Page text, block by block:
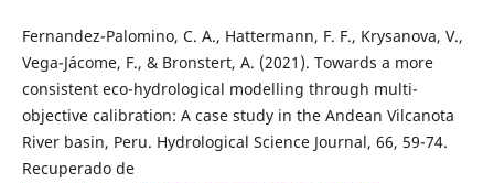
Fernandez-Palomino, C. A., Hattermann, F. F., Krysanova, V.,
Vega-Jácome, F., & Bronstert, A. (2021). Towards a more
consistent eco-hydrological modelling through multi-
objective calibration: A case study in the Andean Vilcanota
River basin, Peru. Hydrological Science Journal, 66, 59-74.
Recuperado de